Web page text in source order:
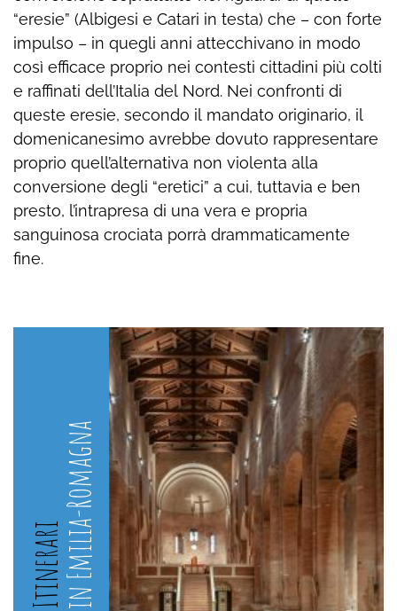
“eresie” (Albigesi e Catari in testa) che – con forte
impulso – in quegli anni attecchivano in modo
così efficace proprio nei contesti cittadini più colti
e raffinati dell’Italia del Nord. Nei confronti di
queste eresie, secondo il mandato originario, il
domenicanesimo avrebbe dovuto rappresentare
proprio quell’alternativa non violenta alla
conversione degli “eretici” a cui, tuttavia e ben
presto, l’intrapresa di una vera e propria
sanguinosa crociata porrà drammaticamente
fine.
Itinerariin Emilia-Romagna